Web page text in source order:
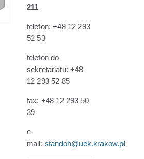
211
telefon:+48 12 293
52 53
telefon do
sekretariatu: +48
12 293 52 85
fax: +48 12 293 50
39
e-
mail:standoh@uek.krakow.pl